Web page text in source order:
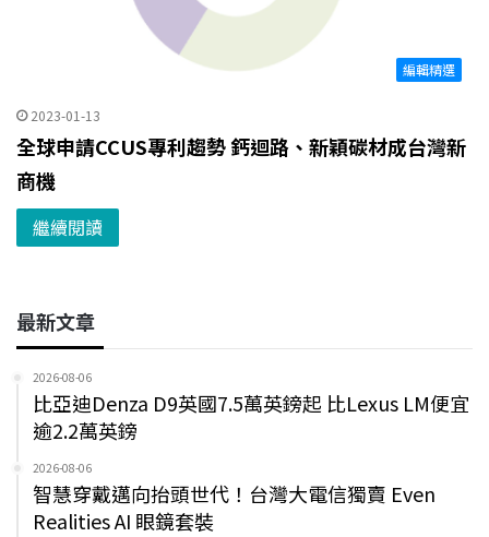
編輯精選
2023-01-13
全球申請CCUS專利趨勢 鈣迴路、新穎碳材成台灣新
商機
繼續閱讀
最新文章
2026-08-06
比亞迪Denza D9英國7.5萬英鎊起 比Lexus LM便宜
逾2.2萬英鎊
2026-08-06
智慧穿戴邁向抬頭世代！台灣大電信獨賣 Even
Realities AI 眼鏡套裝